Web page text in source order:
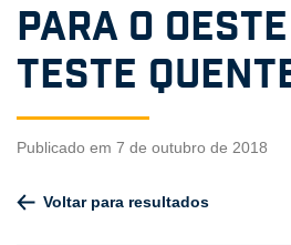
Para o
teste
Publicado em 7 de outubro de 2018
Voltar para resultados